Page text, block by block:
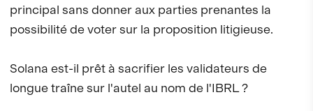
principal sans donner aux parties prenantes la
possibilité de voter sur la proposition litigieuse.
Solana est-il prêt à sacrifier les validateurs de
longue traîne sur l'autel au nom de l'IBRL ?